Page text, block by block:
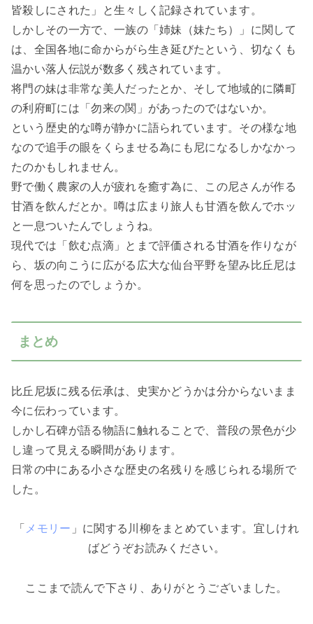
皆殺しにされた」と生々しく記録されています。
しかしその一方で、一族の「姉妹（妹たち）」に関して
は、全国各地に命からがら生き延びたという、切なくも
温かい落人伝説が数多く残されています。
将門の妹は非常な美人だったとか、そして地域的に隣町
の利府町には「勿来の関」があったのではないか。
という歴史的な噂が静かに語られています。その様な地
なので追手の眼をくらませる為にも尼になるしかなかっ
たのかもしれません。
野で働く農家の人が疲れを癒す為に、この尼さんが作る
甘酒を飲んだとか。噂は広まり旅人も甘酒を飲んでホッ
と一息ついたんでしょうね。
現代では「飲む点滴」とまで評価される甘酒を作りなが
ら、坂の向こうに広がる広大な仙台平野を望み比丘尼は
何を思ったのでしょうか。
まとめ
比丘尼坂に残る伝承は、史実かどうかは分からないまま
今に伝わっています。
しかし石碑が語る物語に触れることで、普段の景色が少
し違って見える瞬間があります。
日常の中にある小さな歴史の名残りを感じられる場所で
した。
「 メモリー 」に関する川柳をまとめています。宜しけれ
ばどうぞお読みください。
ここまで読んで下さり、ありがとうございました。